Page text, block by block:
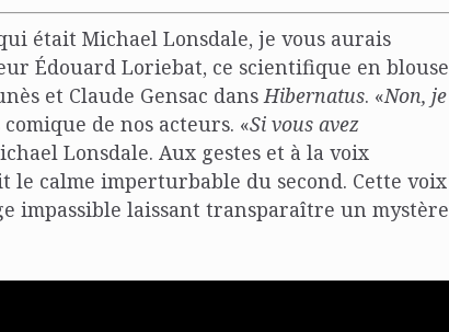
était Michael Lonsdale, je vous aurais
Édouard Loriebat, ce scientifique en blouse
et Claude Gensac dans Hibernatus. «Non, je
de nos acteurs. «Si vous avez
Lonsdale. Aux gestes et à la voix
calme imperturbable du second. Cette voix
impassible laissant transparaître un mystère